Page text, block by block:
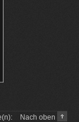
Nach oben